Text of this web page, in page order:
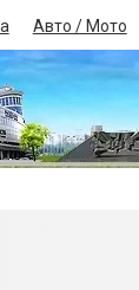
Авто / Мото